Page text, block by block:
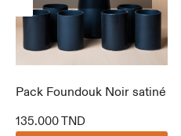
Pack Foundouk Noir satiné
135.000TND